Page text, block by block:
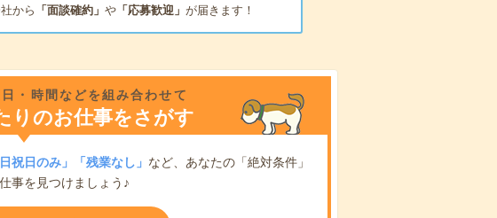
から 「面談確約」 や「応募歓迎」 が届きます！
・時間などを組み合わせて
りのお仕事をさがす
日祝日のみ」「残業なし」 など、あなたの「絶対条件」
事を見つけましょう♪